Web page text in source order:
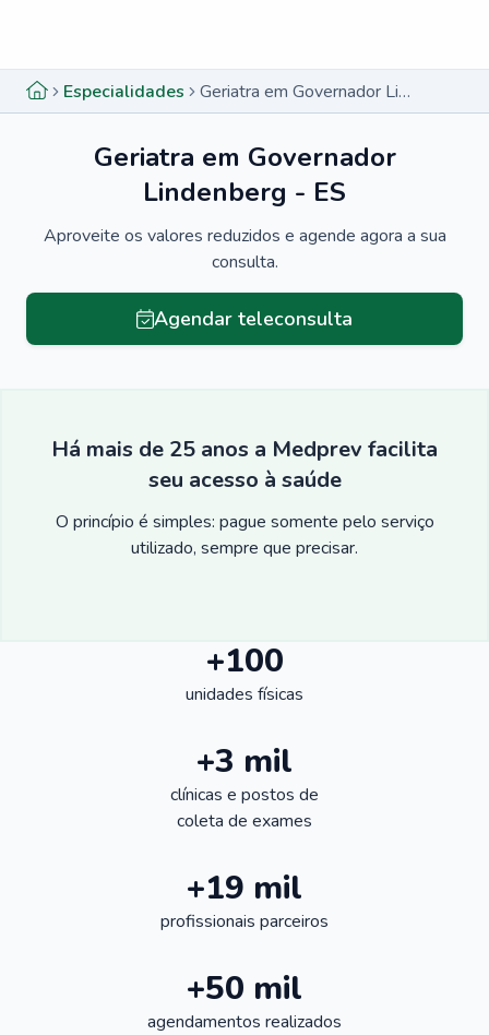
Especialidades Geriatra em Governador Lindenberg - ES
Geriatra em Governador
Lindenberg - ES
Aproveite os valores reduzidos e agende agora a sua
consulta.
Agendar teleconsulta
Há mais de 25 anos a Medprev facilita
seu acesso à saúde
O princípio é simples: pague somente pelo serviço
utilizado, sempre que precisar.
+100
unidades físicas
+3 mil
clínicas e postos de
coleta de exames
+19 mil
profissionais parceiros
+50 mil
agendamentos realizados